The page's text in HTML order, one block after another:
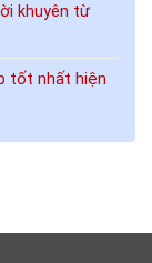
khuyên từ
tốt nhất hiện